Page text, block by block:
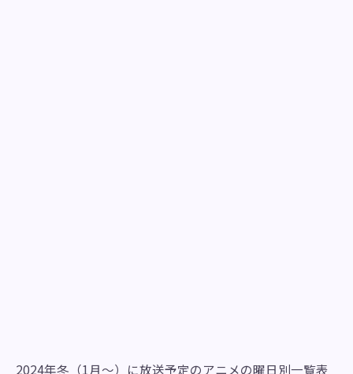
2024年冬（1月～）に放送予定のアニメの曜日別一覧表